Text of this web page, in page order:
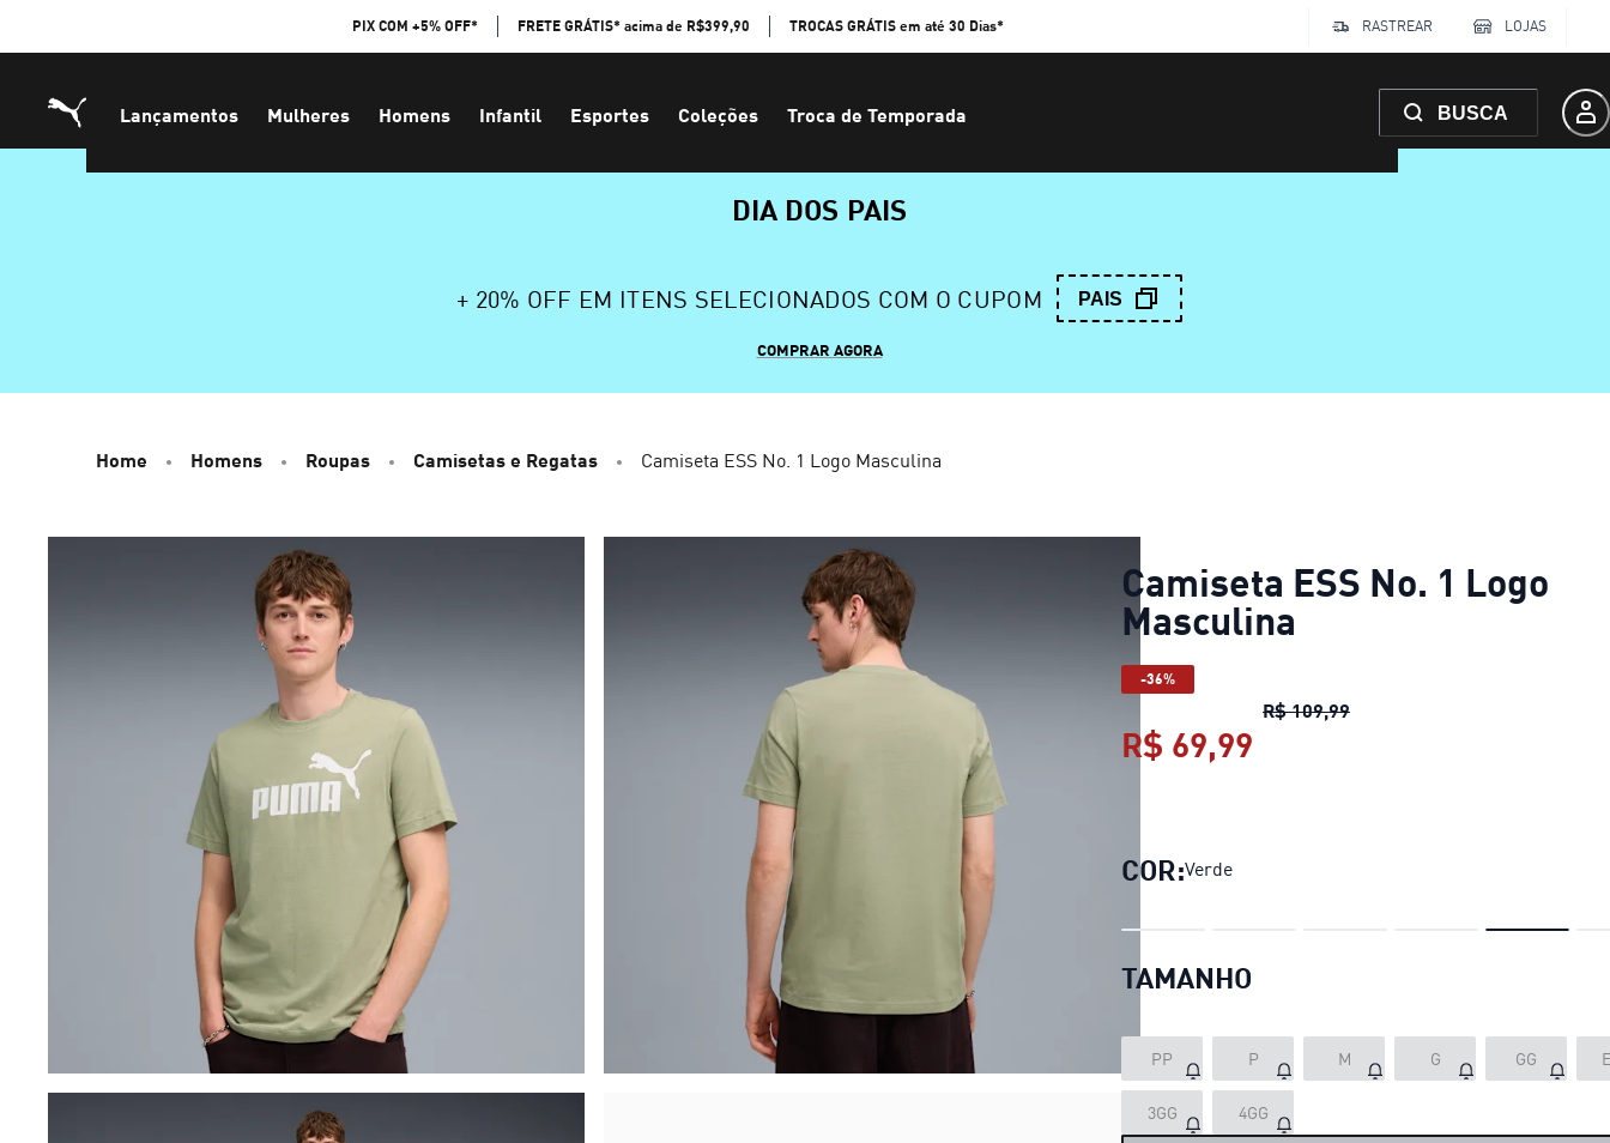
PIX COM +5% OFF* FRETE GRÁTIS* acima de R$399,90 TROCAS GRÁTIS em até 30 Dias* RASTREAR LOJAS
Lançamentos Mulheres Homens Infantil Esportes Coleções Troca de Temporada BUSCA
DIA DOS PAIS
+ 20% OFF EM ITENS SELECIONADOS COM O CUPOM PAIS
COMPRAR AGORA
Home Homens Roupas Camisetas e Regatas Camiseta ESS No. 1 Logo Masculina
Camiseta ESS No. 1 Logo
Masculina
-36%
R$ 109,99Camiseta ESS No. 1 Logo
R$ 69,99
COR:Verde
TAMANHO
PP P M G GG
3GG 4GG